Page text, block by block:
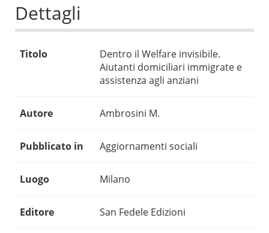
Dettagli
Titolo
Dentro il Welfare invisibile.
Aiutanti domiciliari immigrate e
assistenza agli anziani
Autore Ambrosini M.
Pubblicato in Aggiornamenti sociali
Luogo Milano
Editore San Fedele Edizioni